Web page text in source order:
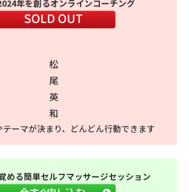
年を創るオンラインコーチング
松
尾
英
和
ーマが決まり、どんどん行動できます
める簡単セルフマッサージセッション